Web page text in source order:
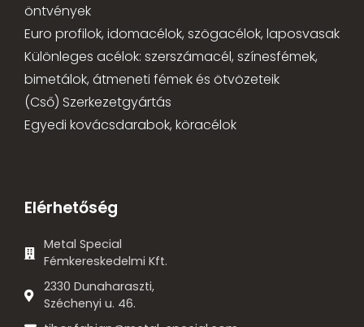
öntvények
Euro profilok, idomacélok, szögacélok, laposvasak
Különleges acélok: szerszámacél, színesfémek,
bimetálok, átmeneti fémek és ötvözeteik
(Cső) Szerkezetgyártás
Egyedi kovácsdarabok, köracélok
Elérhetőség
Metal Special
Fémkereskedelmi Kft.
2330 Dunaharaszti,
Széchenyi u. 46.